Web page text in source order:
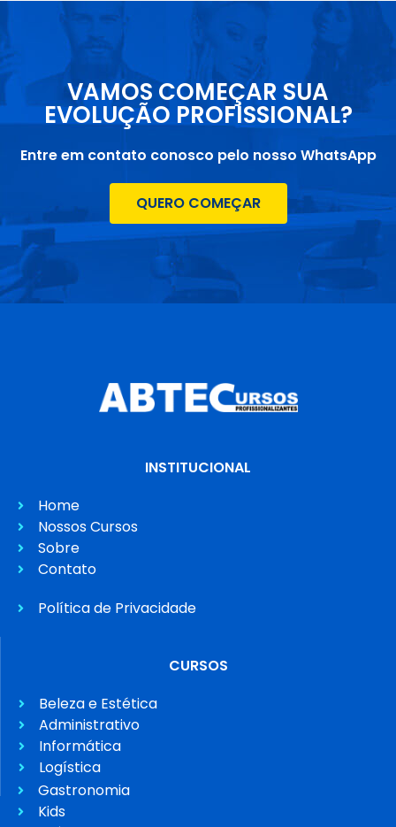
VAMOS COMEÇAR SUA
EVOLUÇÃO PROFISSIONAL?
Entre em contato conosco pelo nosso WhatsApp
QUERO COMEÇAR
INSTITUCIONAL
Home
Nossos Cursos
Sobre
Contato
Política de Privacidade
CURSOS
Beleza e Estética
Administrativo
Informática
Logística
Gastronomia
Kids